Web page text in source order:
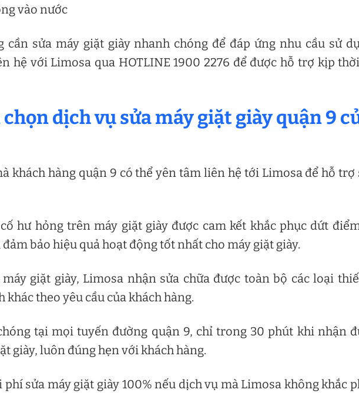
vào nước
cần sửa máy giặt giày nhanh chóng để đáp ứng nhu cầu sử
hệ với Limosa qua HOTLINE 1900 2276 để được hỗ trợ kịp
chọn dịch vụ sửa máy giặt giày quận 9
khách hàng quận 9 có thể yên tâm liên hệ tới Limosa để hỗ trợ
hư hỏng trên máy giặt giày được cam kết khắc phục dứt
bảo hiệu quả hoạt động tốt nhất cho máy giặt giày.
giặt giày, Limosa nhận sửa chữa được toàn bộ các loại
khác theo yêu cầu của khách hàng.
tại mọi tuyến đường quận 9, chỉ trong 30 phút khi nhận
giày, luôn đúng hẹn với khách hàng.
phí sửa máy giặt giày 100% nếu dịch vụ mà Limosa không khắc